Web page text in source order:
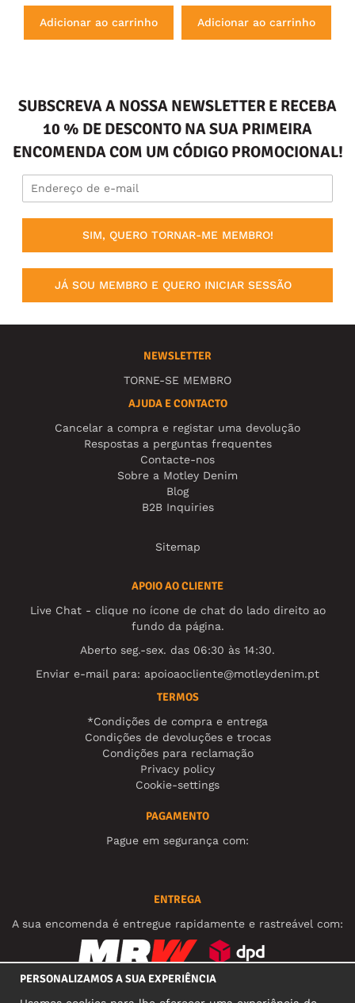
Adicionar ao carrinho Adicionar ao carrinho
SUBSCREVA A NOSSA NEWSLETTER E RECEBA
10 % DE DESCONTO NA SUA PRIMEIRA
ENCOMENDA COM UM CÓDIGO PROMOCIONAL!
SIM, QUERO TORNAR-ME MEMBRO!
JÁ SOU MEMBRO E QUERO INICIAR SESSÃO
NEWSLETTER
TORNE-SE MEMBRO
AJUDA E CONTACTO
Cancelar a compra e registar uma devolução
Respostas a perguntas frequentes
Contacte-nos
Sobre a Motley Denim
Blog
B2B Inquiries
Sitemap
APOIO AO CLIENTE
Live Chat - clique no ícone de chat do lado direito ao
fundo da página.
Aberto seg.-sex. das 06:30 às 14:30.
Enviar e-mail para: apoioaocliente@motleydenim.pt
TERMOS
*Condições de compra e entrega
Condições de devoluções e trocas
Condições para reclamação
Privacy policy
Cookie-settings
PAGAMENTO
Pague em segurança com:
ENTREGA
A sua encomenda é entregue rapidamente e rastreável com:
PERSONALIZAMOS A SUA EXPERIÊNCIA